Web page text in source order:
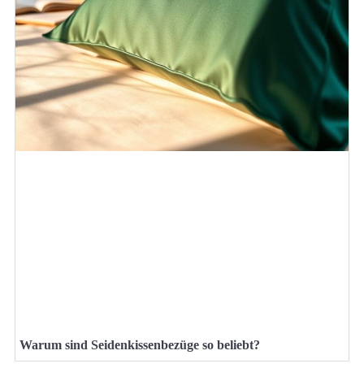
Warum sind Seidenkissenbezüge so beliebt?